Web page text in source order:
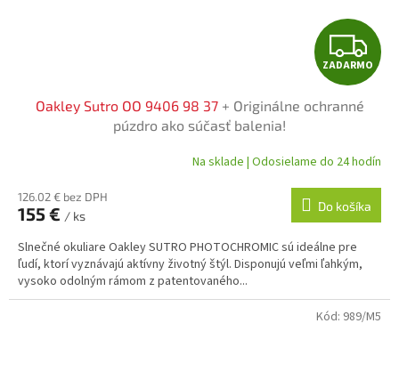
Z
A
A
R
M
ZADARMO
Oakley Sutro OO 9406 98 37 + Originálne ochranné
púzdro ako súčasť balenia!
Na sklade | Odosielame do 24 hodín
126.02 € bez DPH
155 € / ks
Do košíka
Slnečné okuliare Oakley SUTRO PHOTOCHROMIC sú ideálne pre
ľudí, ktorí vyznávajú aktívny životný štýl. Disponujú veľmi ľahkým,
vysoko odolným rámom z patentovaného...
Kód: 989/M5